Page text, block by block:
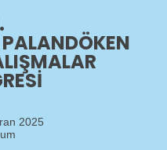
2025